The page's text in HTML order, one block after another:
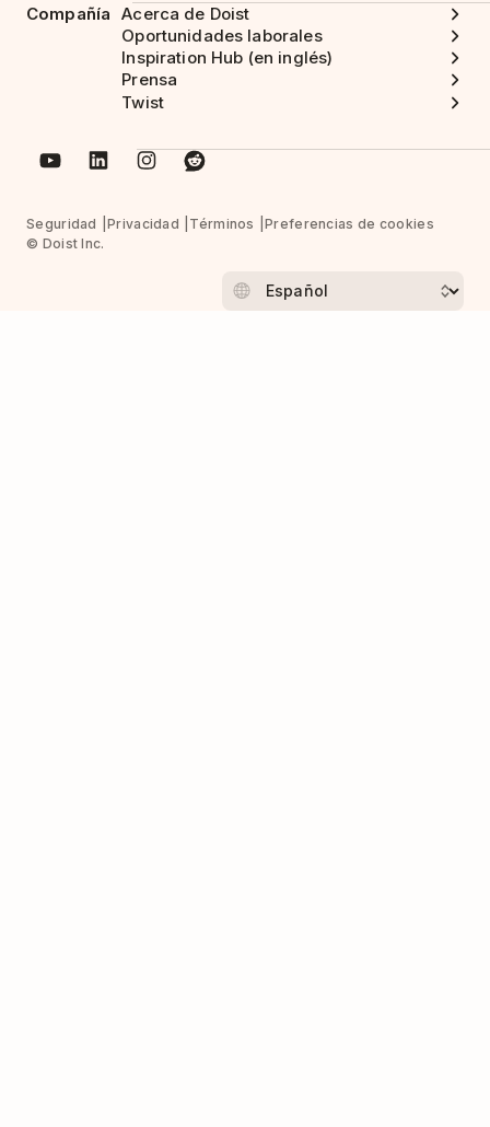
Compañía Acerca de Doist
Oportunidades laborales
Inspiration Hub (en inglés)
Prensa
Twist
Seguridad Privacidad Términos
Preferencias de cookies
© Doist Inc.